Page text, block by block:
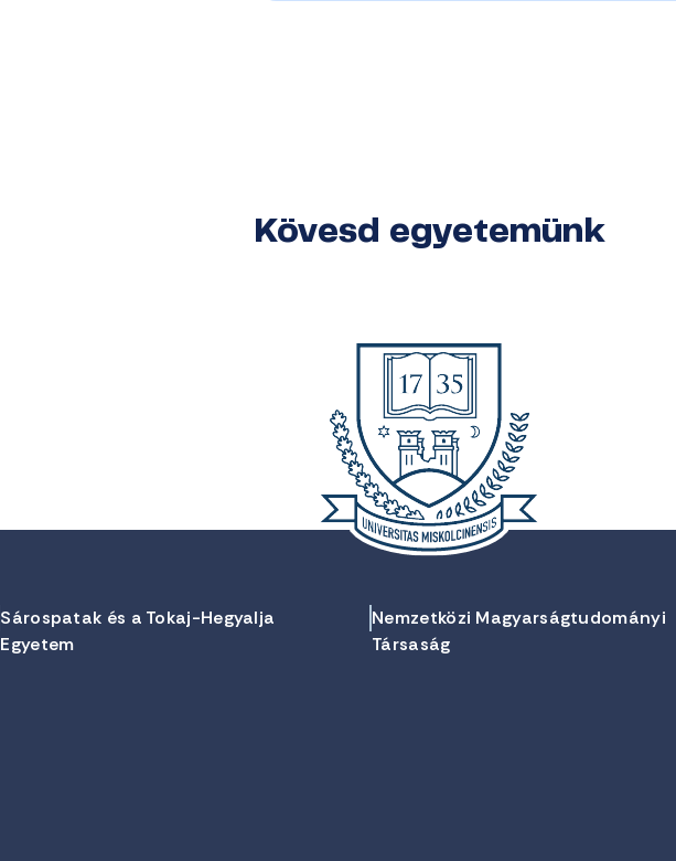
Kövesd egyetemünk
Sárospatak és a Tokaj-Hegyalja
Egyetem
Nemzetközi Magyarságtudományi
Társaság